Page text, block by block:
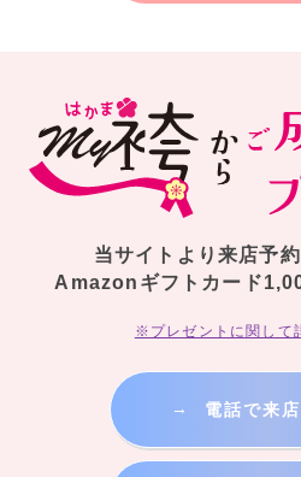
当サイトより来店予
Amazonギフトカード
※プレゼントに関して
→ 電話で来